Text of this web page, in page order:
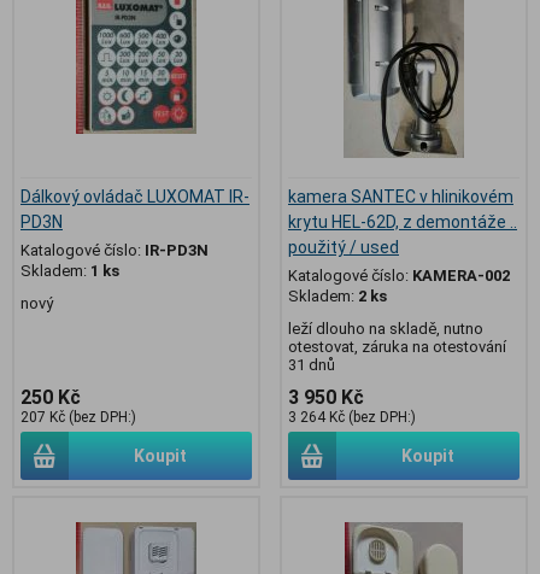
Dálkový ovládač LUXOMAT IR-
PD3N
Katalogové číslo: IR-PD3N
Skladem: 1 ks
nový
250 Kč
207 Kč (bez DPH:)
Koupit
kamera SANTEC v hlinikovém
krytu HEL-62D, z demontáže ..
použitý / used
Katalogové číslo: KAMERA-002
Skladem: 2 ks
leží dlouho na skladě, nutno
otestovat, záruka na otestování
31 dnů
3 950 Kč
3 264 Kč (bez DPH:)
Koupit